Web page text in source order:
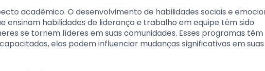
acadêmico. O desenvolvimento de habilidades sociais e
ensinam habilidades de liderança e trabalho em equipe têm sido
se tornem líderes em suas comunidades. Esses programas têm
elas podem influenciar mudanças significativas em suas